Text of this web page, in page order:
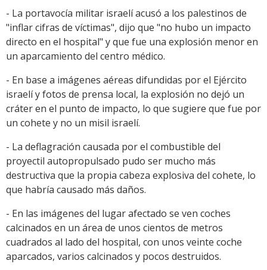
- La portavocía militar israelí acusó a los palestinos de
"inflar cifras de víctimas", dijo que "no hubo un impacto
directo en el hospital" y que fue una explosión menor en
un aparcamiento del centro médico.
- En base a imágenes aéreas difundidas por el Ejército
israelí y fotos de prensa local, la explosión no dejó un
cráter en el punto de impacto, lo que sugiere que fue por
un cohete y no un misil israelí.
- La deflagración causada por el combustible del
proyectil autopropulsado pudo ser mucho más
destructiva que la propia cabeza explosiva del cohete, lo
que habría causado más daños.
- En las imágenes del lugar afectado se ven coches
calcinados en un área de unos cientos de metros
cuadrados al lado del hospital, con unos veinte coche
aparcados, varios calcinados y pocos destruidos.